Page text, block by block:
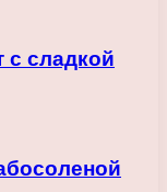
сладкой